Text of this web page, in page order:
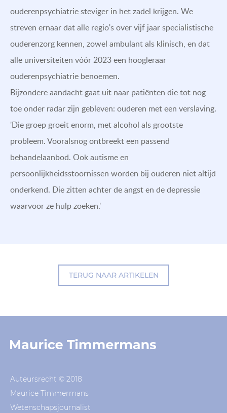
ouderenpsychiatrie steviger in het zadel krijgen. We
streven ernaar dat alle regio's over vijf jaar specialistische
ouderenzorg kennen, zowel ambulant als klinisch, en dat
alle universiteiten vóór 2023 een hoogleraar
ouderenpsychiatrie benoemen.
Bijzondere aandacht gaat uit naar patiënten die tot nog
toe onder radar zijn gebleven: ouderen met een verslaving.
'Die groep groeit enorm, met alcohol als grootste
probleem. Vooralsnog ontbreekt een passend
behandelaanbod. Ook autisme en
persoonlijkheidsstoornissen worden bij ouderen niet altijd
onderkend. Die zitten achter de angst en de depressie
waarvoor ze hulp zoeken.'
TERUG NAAR ARTIKELEN
Auteursrecht © 2018
Maurice Timmermans
Wetenschapsjournalist